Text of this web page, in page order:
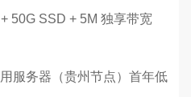
50G SSD + 5M 独享带宽
服务器（贵州节点）首年低